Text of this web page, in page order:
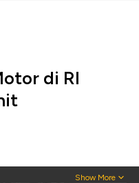
di RI
Show More